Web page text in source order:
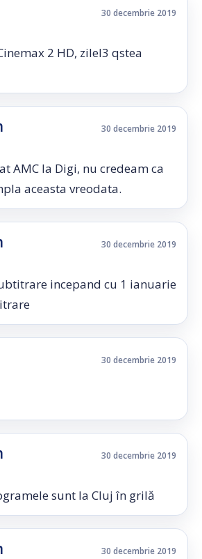
30 decembrie 2019
2 HD, zilel3 qstea
30 decembrie 2019
AMC la Digi, nu credeam ca
aceasta vreodata.
30 decembrie 2019
incepand cu 1 ianuarie
30 decembrie 2019
30 decembrie 2019
sunt la Cluj în grilă
30 decembrie 2019